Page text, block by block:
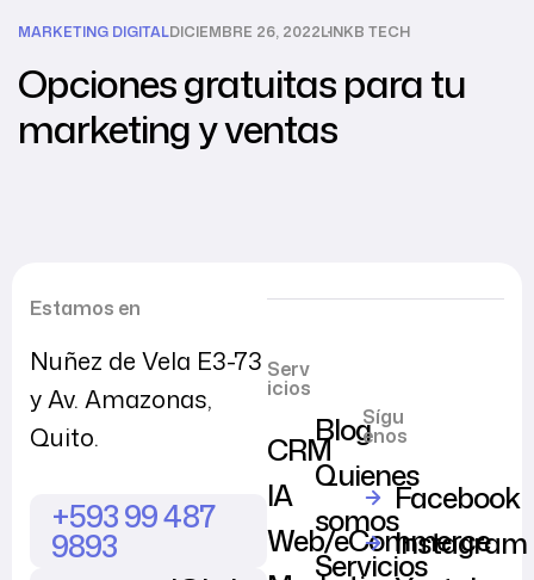
MARKETING DIGITALDICIEMBRE 26, 2022LINKB TECH
Opciones gratuitas para tu
marketing y ventas
Estamos en
Nuñez de Vela E3-73
y Av. Amazonas,
Quito.
+593 99 487
9893
Serv
icios
CRM
IA
Web/eCommerce
Blog
Quienes
somos
Servicios
Sígu
enos
Facebook
Instagram